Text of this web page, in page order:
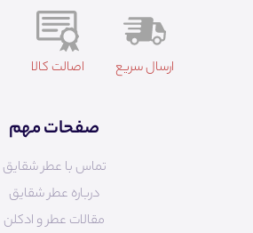
ارسال سریع اصالت کالا
صفحات مهم
تماس با عطر شقایق
درباره عطر شقایق
مقالات عطر و ادکلن